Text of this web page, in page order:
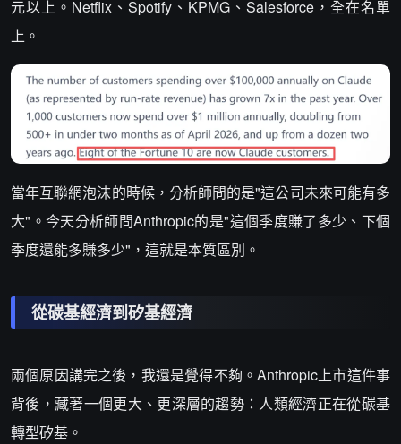
元以上。Netflix、Spotify、KPMG、Salesforce，全在名單
上。
當年互聯網泡沫的時候，分析師問的是"這公司未來可能有多
大"。今天分析師問Anthropic的是"這個季度賺了多少、下個
季度還能多賺多少"，這就是本質區別。
從碳基經濟到矽基經濟
兩個原因講完之後，我還是覺得不夠。Anthropic上市這件事
背後，藏著一個更大、更深層的趨勢：人類經濟正在從碳基
轉型矽基。